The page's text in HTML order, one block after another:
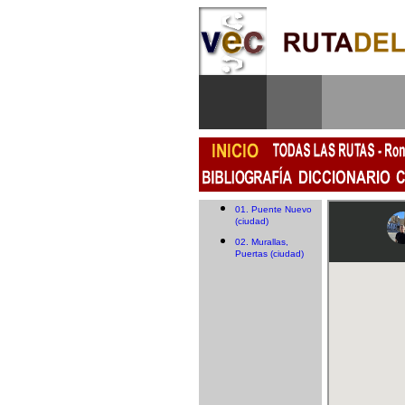
01. Puente Nuevo
(ciudad)
02. Murallas,
Puertas (ciudad)